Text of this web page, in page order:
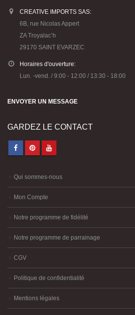
CREATIVE IMPORTS SAS:
6B, rue Nicolas Appert
ZA Troyalac’h
29170 SAINT EVARZEC
Horaires d'ouverture:
Lun. -vend. / 9:00 - 12:00 / 13:30 - 18:00
ENVOYER UN MESSAGE
GARDEZ LE CONTACT
Qui sommes-nous
Mon Compte
Notre programme de fidélité
Notre programme de parrainage
CGV
Politique de confidentialité
Mentions légales